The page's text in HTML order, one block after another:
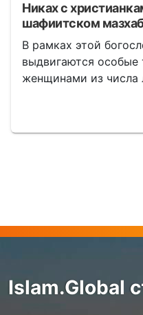
Никах с
шафиитском
В рамках этой
выдвигаются особые
женщинами из числа
Islam.Global